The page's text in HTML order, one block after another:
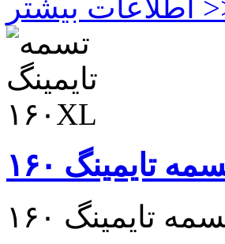
>>
تسمه تایمینگ ۱۶۰XL تسمه تایمینگ ۱۶۰XL مناسب در